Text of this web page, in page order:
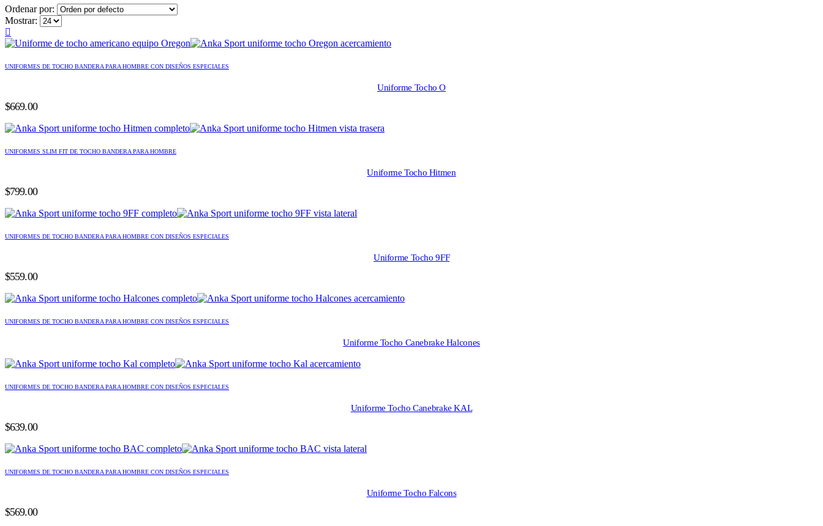
Ordenar por:
Mostrar:
UNIFORMES DE TOCHO BANDERA PARA HOMBRE CON DISEÑOS ESPECIALES
Uniforme Tocho O
$669.00
UNIFORMES SLIM FIT DE TOCHO BANDERA PARA HOMBRE
Uniforme Tocho Hitmen
$799.00
UNIFORMES DE TOCHO BANDERA PARA HOMBRE CON DISEÑOS ESPECIALES
Uniforme Tocho 9FF
$559.00
UNIFORMES DE TOCHO BANDERA PARA HOMBRE CON DISEÑOS ESPECIALES
Uniforme Tocho Canebrake Halcones
UNIFORMES DE TOCHO BANDERA PARA HOMBRE CON DISEÑOS ESPECIALES
Uniforme Tocho Canebrake KAL
$639.00
UNIFORMES DE TOCHO BANDERA PARA HOMBRE CON DISEÑOS ESPECIALES
Uniforme Tocho Falcons
$569.00